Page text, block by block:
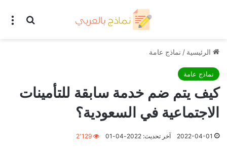
بحث
الرئيسية / نماذج عامة
نماذج عامة
كيف يتم ضم خدمة سابقة للتأمينات
الاجتماعية في السعودية؟
2022-04-01 آخر تحديث: 2022-04-01 2٬129